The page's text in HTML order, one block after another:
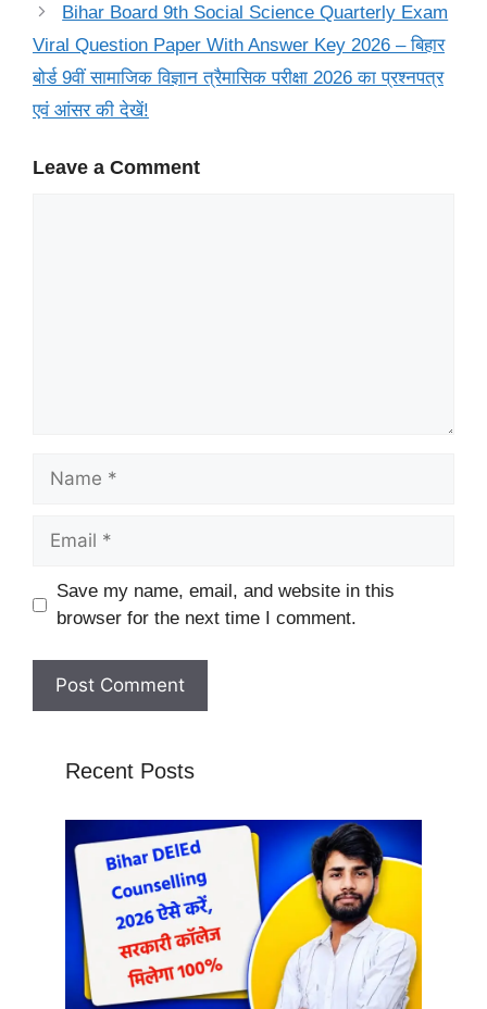
Bihar Board 9th Social Science Quarterly Exam
Viral Question Paper With Answer Key 2026 – बिहार
बोर्ड 9वीं सामाजिक विज्ञान त्रैमासिक परीक्षा 2026 का प्रश्नपत्र
एवं आंसर की देखें!
Leave a Comment
Name
Email
Website
Save my name, email, and website in this
browser for the next time I comment.
Recent Posts